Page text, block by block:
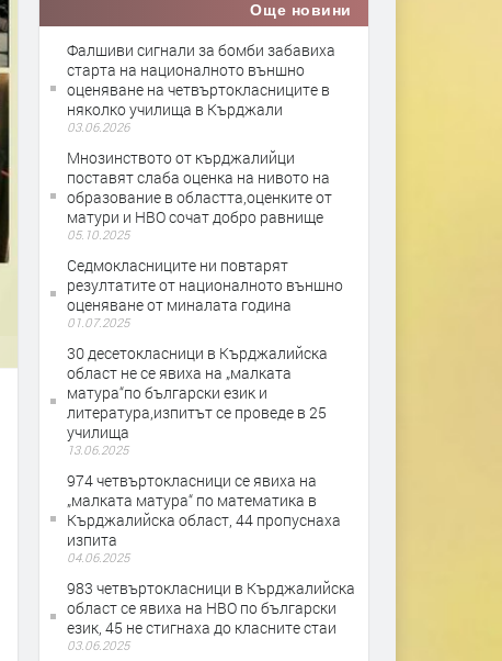
Още новини
Фалшиви сигнали за бомби забавиха
старта на националното външно
оценяване на четвъртокласниците в
няколко училища в Кърджали
03.06.2026
Мнозинството от кърджалийци
поставят слаба оценка на нивото на
образование в областта,оценките от
матури и НВО сочат добро равнище
05.10.2025
Седмокласниците ни повтарят
резултатите от националното външно
оценяване от миналата година
01.07.2025
30 десетокласници в Кърджалийска
област не се явиха на „малката
матура“по български език и
литература,изпитът се проведе в 25
училища
13.06.2025
974 четвъртокласници се явиха на
„малката матура“ по математика в
Кърджалийска област, 44 пропуснаха
изпита
04.06.2025
983 четвъртокласници в Кърджалийска
област се явиха на НВО по български
език, 45 не стигнаха до класните стаи
03.06.2025